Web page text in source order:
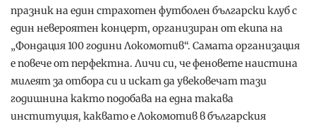
празник на един страхотен футболен български клуб с
един невероятен концерт, организиран от екипа на
„Фондация 100 години Локомотив“. Самата организация
е повече от перфектна. Личи си, че феновете наистина
милеят за отбора си и искат да увековечат тази
годишнина както подобава на една такава
институция, каквато е Локомотив в българския